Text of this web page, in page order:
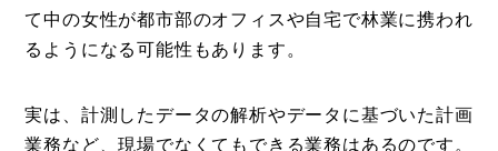
て中の女性が都市部のオフィスや自宅で林業に携われ
るようになる可能性もあります。
実は、計測したデータの解析やデータに基づいた計画
業務など、現場でなくてもできる業務はあるのです。